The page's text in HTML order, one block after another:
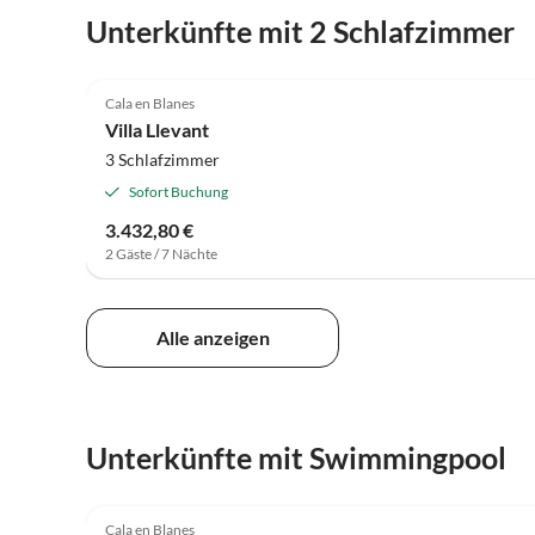
Unterkünfte mit 2 Schlafzimmer
Cala en Blanes
Villa Llevant
3 Schlafzimmer
Sofort Buchung
3.432,80 €
2 Gäste / 7 Nächte
Alle anzeigen
Unterkünfte mit Swimmingpool
Cala en Blanes